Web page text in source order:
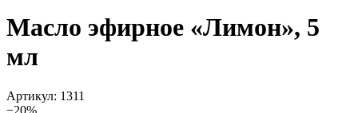
Масло эфирное «Лимон», 5
мл
Артикул: 1311
−20%